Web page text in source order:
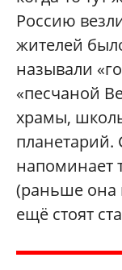
Россию
жителей
называли
«песчаной
храмы,
планетарий.
напоминает
(раньше она
ещё стоят